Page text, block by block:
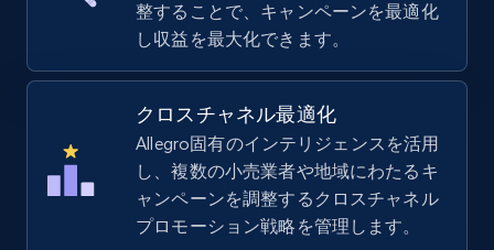
URL, Title, Available, Description, Currency, Initial
price, Final price, Discount percent, and more.
668+ 今すぐ始める
整することで、キャンペーンを最適化
し収益を最大化できます。
クロスチャネル最適化
Allegro固有のインテリジェンスを活用
し、複数の小売業者や地域にわたるキ
ャンペーンを調整するクロスチャネル
プロモーション戦略を管理します。